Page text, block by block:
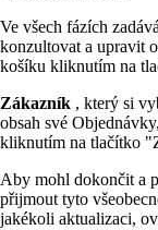
Ve všech fázích
konzultovat a upravit
košíku kliknutím na
Zákazník , který si
obsah své
kliknutím na tlačítko
Aby mohl dokončit a
přijmout tyto
jakékoli aktualizaci,